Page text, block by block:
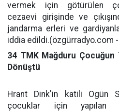
vermek için götürülen
cezaevi girişinde ve
jandarma erleri ve
iddia edildi.(özgürradyo.com
34 TMK Mağduru
Dönüştü
Hrant Dink'in katili Ogün
çocuklar için yapılan